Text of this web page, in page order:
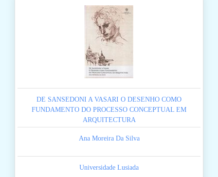
DE SANSEDONI A VASARI O DESENHO COMO
FUNDAMENTO DO PROCESSO CONCEPTUAL EM
ARQUITECTURA
Ana Moreira Da Silva
Universidade Lusiada